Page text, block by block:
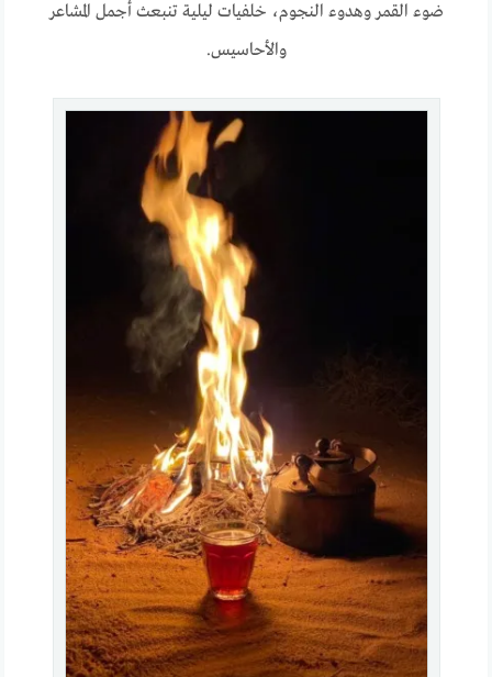
ضوء القمر وهدوء النجوم، خلفيات ليلية تنبعث أجمل المشاعر
والأحاسيس.